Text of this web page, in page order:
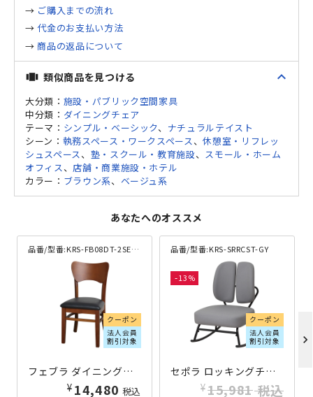
→ ご購入までの流れ
→代金のお支払い方法
→ 商品の返品について
view_carousel 類似商品を見つける expand_less
大分類： 施設・パブリック空間家具
中分類： ダイニングチェア
テーマ： シンプル・ベーシック、 ナチュラルテイスト
シーン： 執務スペース・ワークスペース 、休憩室・リフレッ
シュスペース 、 塾・スクール・教育施設、 スモール・ホーム
オフィス 、 店舗・商業施設・ホテル
カラー： ブラウン系、 ベージュ系
あなたへのオススメ
品番/型番:KRS-FB08DT-2SET-BR
クーポン
法人会員
割引対象
フェブラ ダイニングチェア W410×D475×H805 2脚セット ブラウン
¥ 14,480 税込
品番/型番:KRS-SRRCST-GY
13
クーポン
法人会員
割引対象
セポラ ロッキングチェア スタンダード W490×D665×H730 グレー
¥15,981税込
chevron_right